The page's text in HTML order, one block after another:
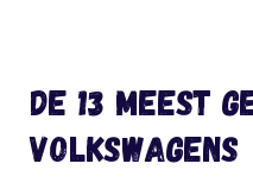
De 13 meest
Volkswagens